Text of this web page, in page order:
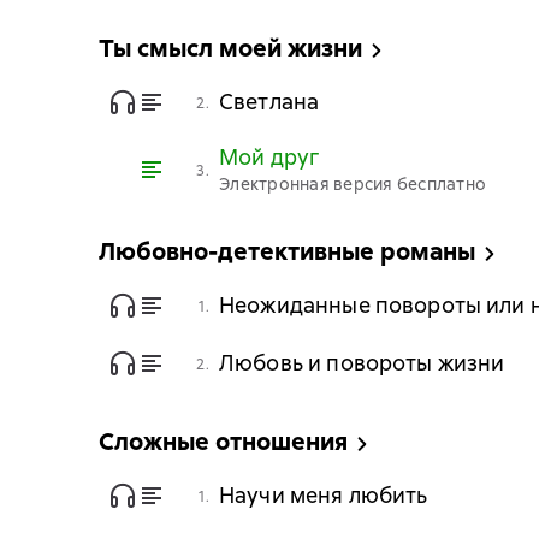
Ты смысл моей жизни
2. Светлана
3. Мой друг
Электронная версия бесплатно
Любовно-детективные романы
1. Неожиданные повороты или
2. Любовь и повороты жизни
Сложные отношения
1. Научи меня любить